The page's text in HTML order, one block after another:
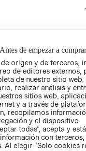
Antes de empezar a
origen y de terceros,
de editores externos,
de nuestro sitio web,
realizar análisis y
sitios web,
y a través de
recopilamos
y el dispositivo.
todas”, acepta y
con
elegir “Solo cookies